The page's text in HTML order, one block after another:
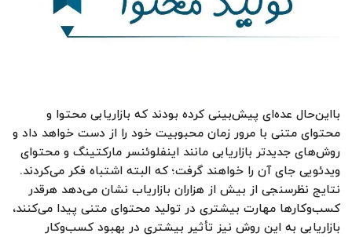
بااین‌حال عده‌ای پیش‌بینی کرده بودند که بازاریابی محتوا و
محتوای متنی با مرور زمان محبوبیت خود را از دست خواهد داد و
روش‌های جدیدتر بازاریابی مانند اینفلوئنسر مارکتینگ و محتوای
ویدئویی جای آن را خواهند گرفت؛ که البته اشتباه فکر می‌کردند.
نتایج نظرسنجی از بیش از هزاران بازاریاب نشان می‌دهد هرقدر
کسب‌وکارها مهارت بیشتری در تولید محتوای متنی پیدا می‌کنند،
بازاریابی به این روش نیز تأثیر بیشتری در بهبود کسب‌وکار